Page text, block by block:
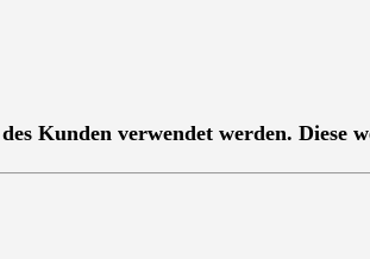
Kunden verwendet werden. Diese